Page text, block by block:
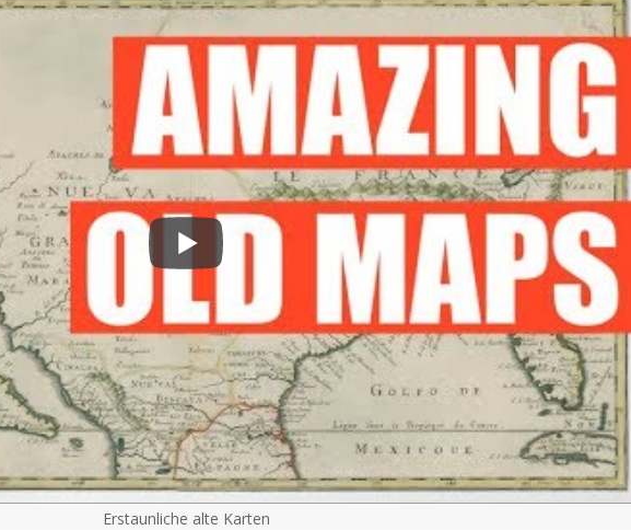
Erstaunliche alte Karten